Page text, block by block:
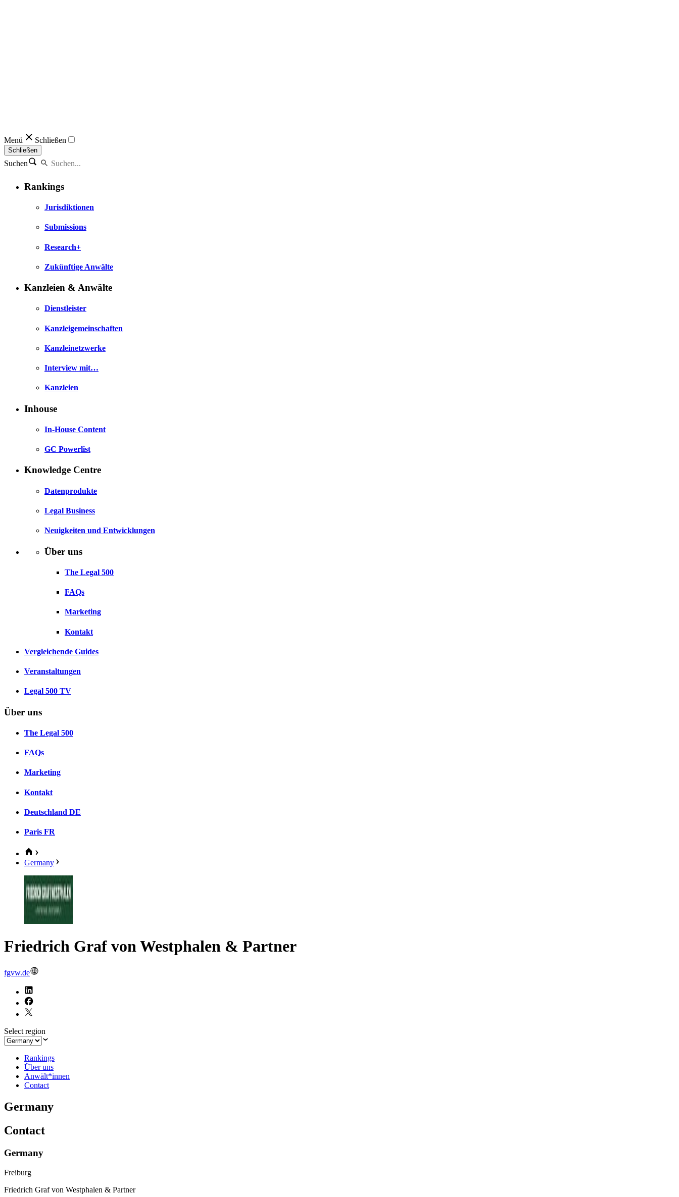
Menü Schließen
Schließen
Suchen
Rankings
Jurisdiktionen
Submissions
Research+
Zukünftige Anwälte
Kanzleien & Anwälte
Dienstleister
Kanzleigemeinschaften
Kanzleinetzwerke
Interview mit…
Kanzleien
Inhouse
In-House Content
GC Powerlist
Knowledge Centre
Datenprodukte
Legal Business
Neuigkeiten und Entwicklungen
Über uns
The Legal 500
FAQs
Marketing
Kontakt
Vergleichende Guides
Veranstaltungen
Legal 500 TV
Über uns
The Legal 500
FAQs
Marketing
Kontakt
Deutschland DE
Paris FR
Germany
Friedrich Graf von Westphalen & Partner
fgvw.de
Select region
Rankings
Über uns
Anwält*innen
Contact
Germany
Contact
Germany
Freiburg
Friedrich Graf von Westphalen & Partner